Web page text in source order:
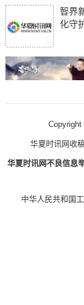
智界
化守
华夏时讯网收
华夏时讯网不良信息
中华人民共和国